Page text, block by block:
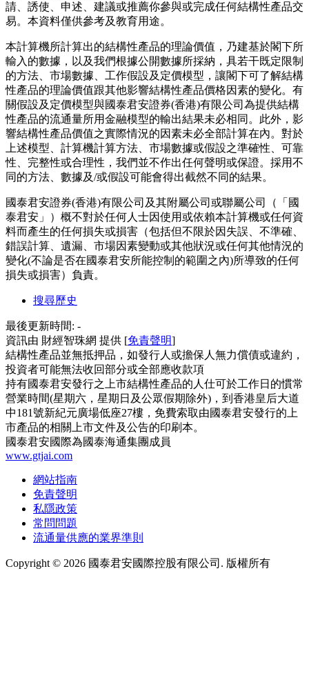
請、誘使、申述、建議或推薦你參與或完成任何結構性產品交
易。本資料僅供參考及教育用途。
本計算機所計算出的結構性產品的理論價值，乃建基於閣下所
輸入的數據，以及我們根據公開數據所採納，具若干既定限制
的方法、市場數據、工作假設及定價模型，讓閣下可了解結構
性產品的理論價值跟其他影響結構性產品價格因素的變化。有
關假設及定價模型與國泰君安證券(香港)有限公司為提供結構
性產品的流通量所用金融模型的輸出結果未必相同。此外，影
響結構性產品價值之實際情況的因素未必全部計算在內。對於
上述模型、計算機計算方法、市場數據或假設之準確性、可靠
性、完整性或合理性，我們並不作出任何聲明或保證。採用不
同的方法、數據及/或假設可能會得出截然不同的結果。
國泰君安證券(香港)有限公司及其附屬公司或聯屬公司（「國
泰君安」）概不對於任何人士因使用或依賴本計算機或任何資
料而產生的任何損失或損害（包括但不限於因失誤、不準確、
錯誤計算、遺漏、市場因素變動或其他狀況或任何其他情況的
變化(不論是否在國泰君安所能控制的範圍之內)所導致的任何
損失或損害）負責。
搜尋歷史
最後更新時間: -
資訊由 財經智珠網 提供 [免責聲明]
結構性產品並無抵押品，如發行人或擔保人無力償債或違約，
投資者可能無法收回部分或全部應收款項
持有國泰君安發行之上市結構性產品的人仕可於工作日的慣常
營業時間(星期六，星期日及公眾假期除外)，到香港皇后大道
中181號新紀元廣場低座27樓，免費索取由國泰君安發行的上
市產品的相關上市文件及公告的印刷本。
國泰君安國際為國泰海通集團成員
www.gtjai.com
網站指南
免責聲明
私隱政策
常問問題
流通量供應的業界準則
Copyright © 2026 國泰君安國際控股有限公司. 版權所有